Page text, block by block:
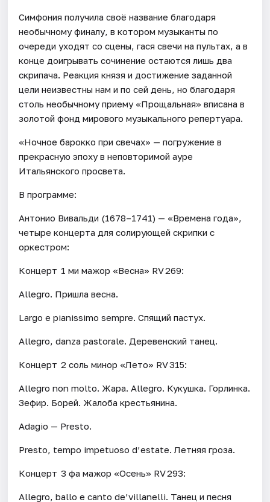
Симфония получила своё название благодаря
необычному финалу, в котором музыканты по
очереди уходят со сцены, гася свечи на пультах, а в
конце доигрывать сочинение остаются лишь два
скрипача. Реакция князя и достижение заданной
цели неизвестны нам и по сей день, но благодаря
столь необычному приему «Прощальная» вписана в
золотой фонд мирового музыкального репертуара.
«Ночное барокко при свечах» — погружение в
прекрасную эпоху в неповторимой ауре
Итальянского просвета.
В программе:
Антонио Вивальди (1678–1741) — «Времена года»,
четыре концерта для солирующей скрипки с
оркестром:
Концерт 1 ми мажор «Весна» RV 269:
Allegro. Пришла весна.
Largo e pianissimo sempre. Спящий пастух.
Allegro, danza pastorale. Деревенский танец.
Концерт 2 соль минор «Лето» RV 315:
Allegro non molto. Жара. Allegro. Кукушка. Горлинка.
Зефир. Борей. Жалоба крестьянина.
Adagio — Presto.
Presto, tempo impetuoso d’estate. Летняя гроза.
Концерт 3 фа мажор «Осень» RV 293:
Allegro, ballo e canto de’villanelli. Танец и песня